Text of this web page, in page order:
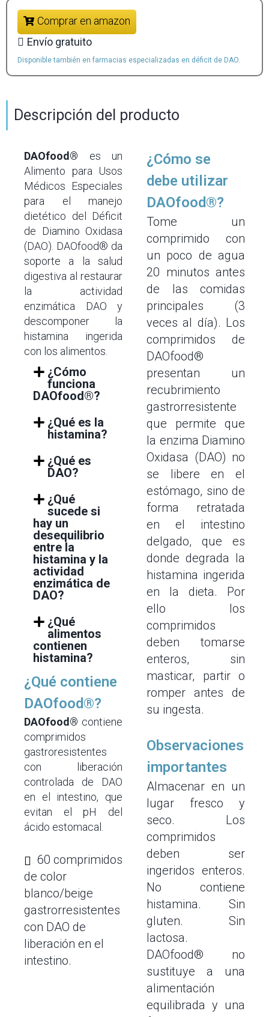
Comprar en amazon
Envío gratuito
Disponible también en farmacias especializadas en déficit de DAO.
Descripción del producto
DAOfood® es un
Alimento para Usos
Médicos Especiales
para el manejo
dietético del Déficit
de Diamino Oxidasa
(DAO). DAOfood® da
soporte a la salud
digestiva al restaurar
la actividad
enzimática DAO y
descomponer la
histamina ingerida
con los alimentos.
¿Cómo
funciona
DAOfood®?
¿Qué es la
histamina?
¿Qué es
DAO?
¿Qué
sucede si
hay un
desequilibrio
entre la
histamina y la
actividad
enzimática de
DAO?
¿Qué
alimentos
contienen
histamina?
¿Qué contiene
DAOfood®?
DAOfood® contiene
comprimidos
gastroresistentes
con liberación
controlada de DAO
en el intestino, que
evitan el pH del
ácido estomacal.
60 comprimidos
de color
blanco/beige
gastrorresistentes
con DAO de
liberación en el
intestino.
¿Cómo se
debe utilizar
DAOfood®?
Tome un
comprimido con
un poco de agua
20 minutos antes
de las comidas
principales (3
veces al día). Los
comprimidos de
DAOfood®
presentan un
recubrimiento
gastrorresistente
que permite que
la enzima Diamino
Oxidasa (DAO) no
se libere en el
estómago, sino de
forma retratada
en el intestino
delgado, que es
donde degrada la
histamina ingerida
en la dieta. Por
ello los
comprimidos
deben tomarse
enteros, sin
masticar, partir o
romper antes de
su ingesta.
Observaciones
importantes
Almacenar en un
lugar fresco y
seco. Los
comprimidos
deben ser
ingeridos enteros.
No contiene
histamina. Sin
gluten. Sin
lactosa.
DAOfood® no
sustituye a una
alimentación
equilibrada y una